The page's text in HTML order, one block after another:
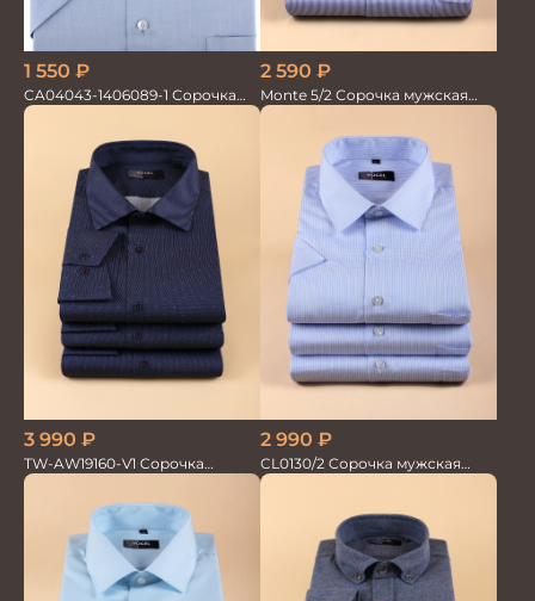
1 550 ₽
CA04043-1406089-1 Сорочка
мужская
2 590 ₽
Monte 5/2 Сорочка мужская
кор.рукав
3 990 ₽
TW-AW19160-V1 Сорочка
мужская
2 990 ₽
CL0130/2 Сорочка мужская
кор.рукав